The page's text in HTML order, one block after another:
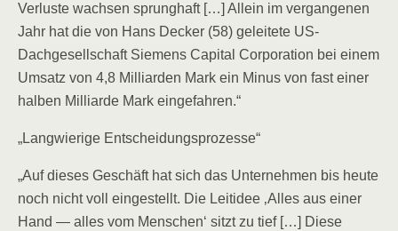
Verluste wachsen sprunghaft […] Allein im vergangenen
Jahr hat die von Hans Decker (58) geleitete US-
Dachgesellschaft Siemens Capital Corporation bei einem
Umsatz von 4,8 Milliarden Mark ein Minus von fast einer
halben Milliarde Mark eingefahren.“
„Langwierige Entscheidungsprozesse“
„Auf dieses Geschäft hat sich das Unternehmen bis heute
noch nicht voll eingestellt. Die Leitidee ‚Alles aus einer
Hand — alles vom Menschen‘ sitzt zu tief […] Diese